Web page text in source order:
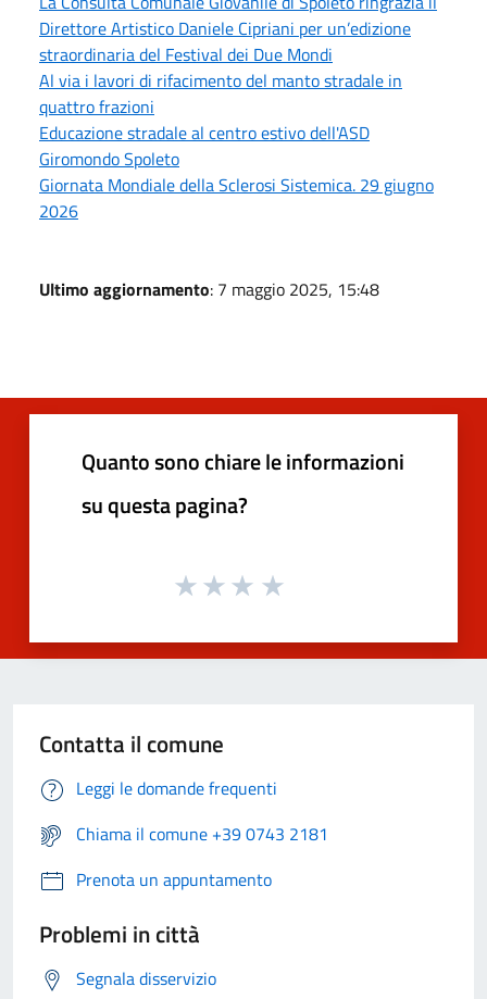
Direttore Artistico Daniele Cipriani per un’edizione
straordinaria del Festival dei Due Mondi
Al via i lavori di rifacimento del manto stradale in
quattro frazioni
Educazione stradale al centro estivo dell'ASD
Giromondo Spoleto
Giornata Mondiale della Sclerosi Sistemica. 29 giugno
2026
Ultimo aggiornamento: 7 maggio 2025, 15:48
Quanto sono chiare le informazioni
su questa pagina?
Contatta il comune
Leggi le domande frequenti
Chiama il comune +39 0743 2181
Prenota un appuntamento
Problemi in città
Segnala disservizio